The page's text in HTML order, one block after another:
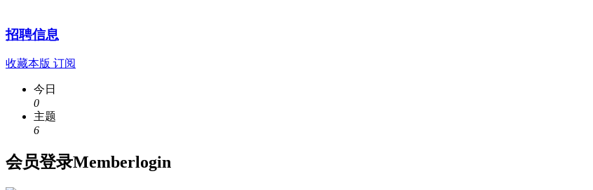
招聘信息
收藏本版 订阅
今日
0
主题
6
会员登录Memberlogin